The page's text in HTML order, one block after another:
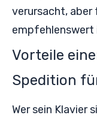
verursacht,
empfehlenswert
Vorteile
Spedition
Wer sein Klavier